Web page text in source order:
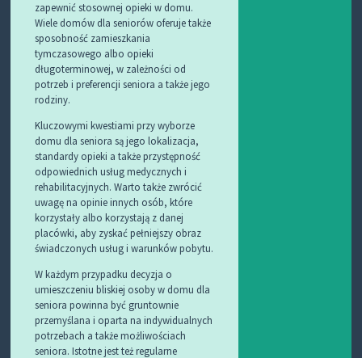
zapewnić stosownej opieki w domu.
Wiele domów dla seniorów oferuje także
sposobność zamieszkania
tymczasowego albo opieki
długoterminowej, w zależności od
potrzeb i preferencji seniora a także jego
rodziny.
Kluczowymi kwestiami przy wyborze
domu dla seniora są jego lokalizacja,
standardy opieki a także przystępność
odpowiednich usług medycznych i
rehabilitacyjnych. Warto także zwrócić
uwagę na opinie innych osób, które
korzystały albo korzystają z danej
placówki, aby zyskać pełniejszy obraz
świadczonych usług i warunków pobytu.
W każdym przypadku decyzja o
umieszczeniu bliskiej osoby w domu dla
seniora powinna być gruntownie
przemyślana i oparta na indywidualnych
potrzebach a także możliwościach
seniora. Istotne jest też regularne